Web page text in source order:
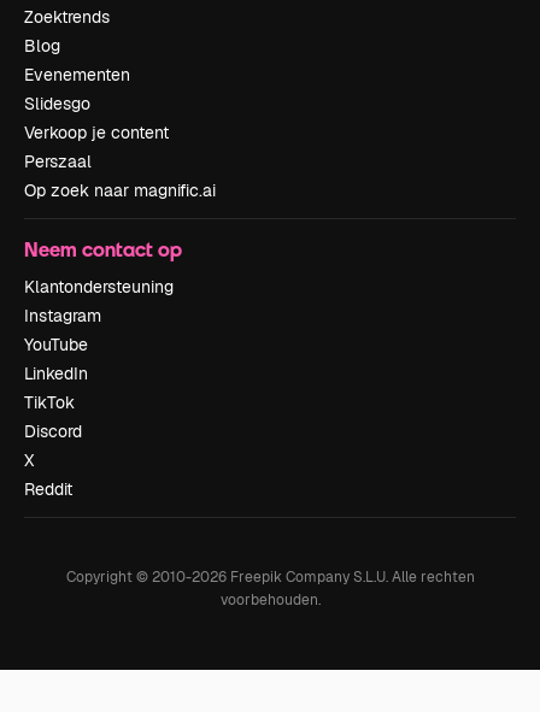
Zoektrends
Blog
Evenementen
Slidesgo
Verkoop je content
Perszaal
Op zoek naar magnific.ai
Neem contact op
Klantondersteuning
Instagram
YouTube
LinkedIn
TikTok
Discord
X
Reddit
Copyright © 2010-2026Freepik Company S.L.U. Alle rechten
voorbehouden.